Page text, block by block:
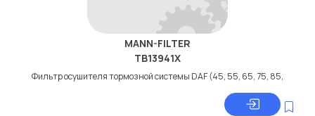
MANN-FILTER
TB13941X
Фильтр осушителя тормозной системы DAF (45, 55, 65, 75, 85,